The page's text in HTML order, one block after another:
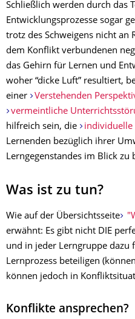
Schließlich werden durch das
Entwicklungsprozesse sogar
trotz des Schweigens nicht an
dem Konflikt verbundenen
das Gehirn für Lernen und
woher “dicke Luft” resultiert,
einer
Verstehenden
vermeintliche
hilfreich sein, die
individuelle
Lernenden bezüglich ihrer
Lerngegenstandes im Blick zu
Was ist zu tun?
Wie auf der Übersichtsseite
erwähnt: Es gibt nicht DIE
und in jeder Lerngruppe dazu
Lernprozess beteiligen
können jedoch in
Konflikte ansprechen?